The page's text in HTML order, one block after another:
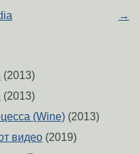
→
(2013)
(2013)
(Wine) (2013)
видео (2019)